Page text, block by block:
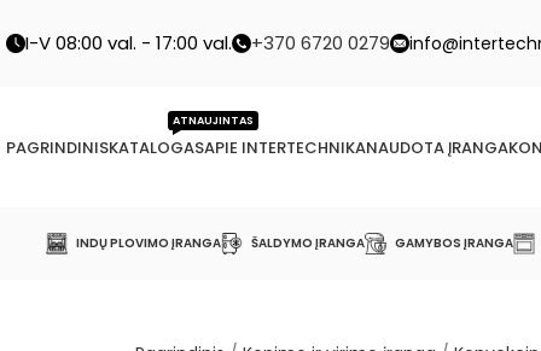
I-V 08:00 val. - 17:00 val. +370 6720 0279
PAGRINDINISKATALOGAS
ATNAUJINTAS
APIE INTERTECHNIKANAUDOTA ĮRANGA
INDŲ PLOVIMO ĮRANGA ŠALDYMO ĮRANGA GAMYBOS ĮRANGA